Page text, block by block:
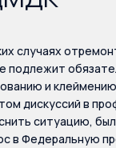
случаях
подлежит
и
дискуссий в
ситуацию,
в Федеральную